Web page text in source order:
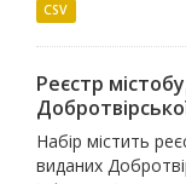
CSV
Реєстр
Набір містить
виданих